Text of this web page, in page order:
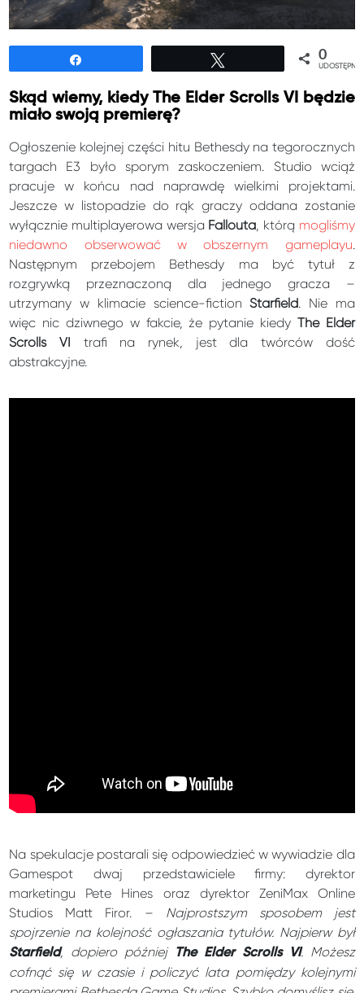
0
Skąd wiemy, kiedy The Elder Scrolls VI będzie
miało swoją premierę?
Ogłoszenie kolejnej części hitu Bethesdy na tegorocznych
targach E3 było sporym zaskoczeniem. Studio wciąż
pracuje w końcu nad naprawdę wielkimi projektami.
Jeszcze w listopadzie do rąk graczy oddana zostanie
wyłącznie multiplayerowa wersja Fallouta, którą mogliśmy
niedawno obserwować w obszernym gameplayu.
Następnym przebojem Bethesdy ma być tytuł z
rozgrywką przeznaczoną dla jednego gracza –
utrzymany w klimacie science-fictionStarfield. Nie ma
więc nic dziwnego w fakcie, że pytanie kiedy The Elder
Scrolls VI trafi na rynek, jest dla twórców dość
abstrakcyjne.
Na spekulacje postarali się odpowiedzieć w wywiadzie dla
Gamespot dwaj przedstawiciele firmy: dyrektor
marketingu Pete Hines oraz dyrektor ZeniMax Online
Studios Matt Firor. – Najprostszym sposobem jest
spojrzenie na kolejność ogłaszania tytułów. Najpierw był
Starfield, dopiero później The Elder Scrolls VI. Możesz
cofnąć się w czasie i policzyć lata pomiędzy kolejnymi